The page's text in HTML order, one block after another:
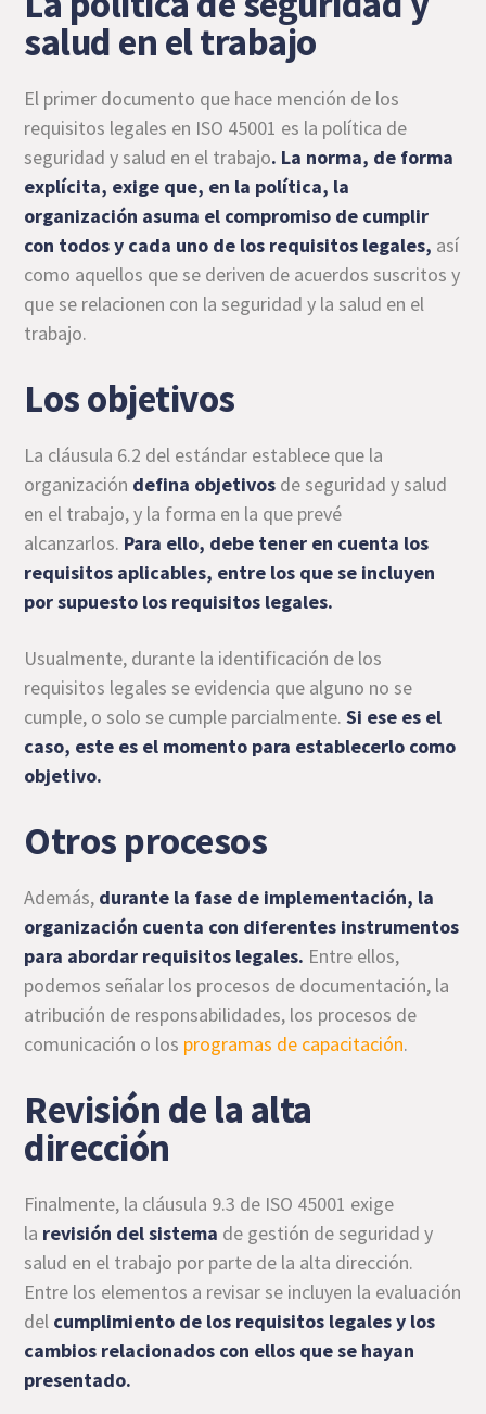
salud en el trabajo
El primer documento que hace mención de los
requisitos legales en ISO 45001 es la política de
seguridad y salud en el trabajo. La norma, de forma
explícita, exige que, en la política, la
organización asuma el compromiso de cumplir
con todos y cada uno de los requisitos legales, así
como aquellos que se deriven de acuerdos suscritos y
que se relacionen con la seguridad y la salud en el
trabajo.
Los objetivos
La cláusula 6.2 del estándar establece que la
organización defina objetivos de seguridad y salud
en el trabajo, y la forma en la que prevé
alcanzarlos. Para ello, debe tener en cuenta los
requisitos aplicables, entre los que se incluyen
por supuesto los requisitos legales.
Usualmente, durante la identificación de los
requisitos legales se evidencia que alguno no se
cumple, o solo se cumple parcialmente.Si ese es el
caso, este es el momento para establecerlo como
objetivo.
Otros procesos
Además, durante la fase de implementación, la
organización cuenta con diferentes instrumentos
para abordar requisitos legales. Entre ellos,
podemos señalar los procesos de documentación, la
atribución de responsabilidades, los procesos de
comunicación o los programas de capacitación.
Revisión de la alta
dirección
Finalmente, la cláusula 9.3 de ISO 45001 exige
la revisión del sistema de gestión de seguridad y
salud en el trabajo por parte de la alta dirección.
Entre los elementos a revisar se incluyen la evaluación
del cumplimiento de los requisitos legales y los
cambios relacionados con ellos que se hayan
presentado.